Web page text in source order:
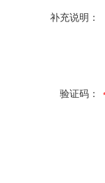
补充说明：
验证码：